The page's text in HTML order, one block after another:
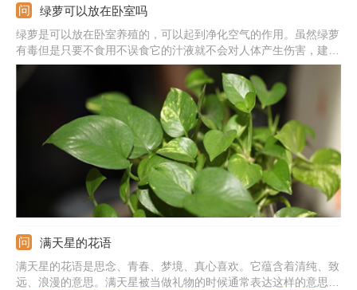
绿萝可以放在卧室吗
绿萝是可以放在卧室养殖的，可以起到净化空气的作用。虽然绿萝
有毒但是只要不食用不误食它的汁液就不会对人体产生伤害，建议
晚上不要放在卧室养殖，因为呼吸作用会生成二氧化碳。
满天星的花语
满天星的花语是思念、青春、梦境、真心喜欢。它蕴含着清纯、致
远、浪漫的意思。满天星被当做礼物的时候通常表达这样的意思：